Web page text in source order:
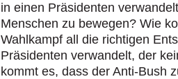
in einen Präsidenten
Menschen zu bewegen? Wie
Wahlkampf all die richtigen
Präsidenten verwandelt, der
kommt es, dass der Anti-Bush